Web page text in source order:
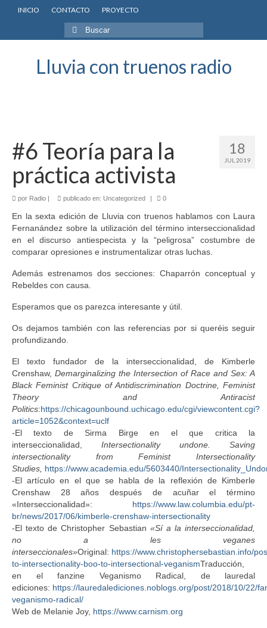
INICIO CONTACTO PROYECTO
Buscar
por:
Lluvia con truenos radio
18
JUL 2019
#6 Teoría para la
práctica activista
por Radio | publicado en: Uncategorized | 0
En la sexta edición de Lluvia con truenos hablamos con Laura
Fernanández sobre la utilización del término interseccionalidad
en el discurso antiespecista y la “peligrosa” costumbre de
comparar opresiones e instrumentalizar otras luchas.
Además estrenamos dos secciones: Chaparrón conceptual y
Rebeldes con causa.
Esperamos que os parezca interesante y útil.
Os dejamos también con las referencias por si queréis seguir
profundizando.
El texto fundador de la interseccionalidad, de Kimberle
Crenshaw, Demarginalizing the Intersection of Race and Sex: A
Black Feminist Critique of Antidiscrimination Doctrine, Feminist
Theory and Antiracist
Politics:https://chicagounbound.uchicago.edu/cgi/viewcontent.cgi?
article=1052&context=uclf
-El texto de Sirma Birge en el que critica la
interseccionalidad, Intersectionality undone. Saving
intersectionality from Feminist Intersectionality
Studies, https://www.academia.edu/5603440/
-El artículo en el que se habla de la reflexión de Kimberle
Crenshaw 28 años después de acuñar el término
«Interseccionalidad»: https://www.law.columbia.edu/pt-
br/news/2017/06/kimberle-crenshaw-intersectionality
-El texto de Christopher Sebastian «Sí a la interseccionalidad,
no a les veganes
interseccionales»Original: https://www.christophersebastian.info/
to-intersectionality-boo-to-intersectional-veganismTraducción,
en el fanzine Veganismo Radical, de lauredal
ediciones: https://lauredalediciones.noblogs.org/post/2018/10/22/
veganismo-radical/
Web de Melanie Joy, https://www.carnism.org